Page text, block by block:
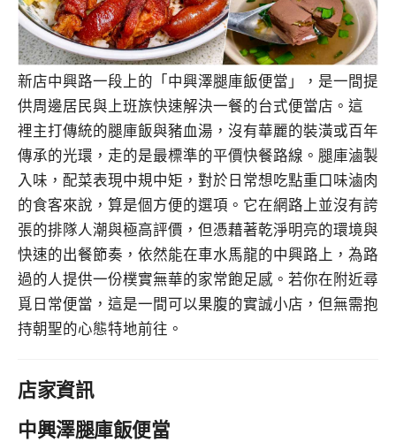
新店中興路一段上的「中興澤腿庫飯便當」，是一間提
供周邊居民與上班族快速解決一餐的台式便當店。這
裡主打傳統的腿庫飯與豬血湯，沒有華麗的裝潢或百年
傳承的光環，走的是最標準的平價快餐路線。腿庫滷製
入味，配菜表現中規中矩，對於日常想吃點重口味滷肉
的食客來說，算是個方便的選項。它在網路上並沒有誇
張的排隊人潮與極高評價，但憑藉著乾淨明亮的環境與
快速的出餐節奏，依然能在車水馬龍的中興路上，為路
過的人提供一份樸實無華的家常飽足感。若你在附近尋
覓日常便當，這是一間可以果腹的實誠小店，但無需抱
持朝聖的心態特地前往。
店家資訊
中興澤腿庫飯便當